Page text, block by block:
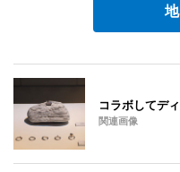
コラボしてデ
関連画像